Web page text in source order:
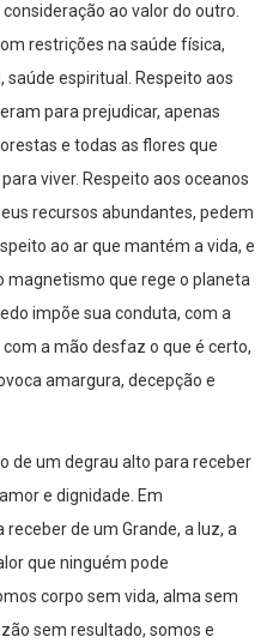
ao valor do outro.
restrições na saúde física,
espiritual. Respeito aos
para prejudicar, apenas
e todas as flores que
viver. Respeito aos oceanos
recursos abundantes, pedem
ao ar que mantém a vida, e
magnetismo que rege o planeta
impõe sua conduta, com a
a mão desfaz o que é certo,
amargura, decepção e
de um degrau alto para receber
e dignidade. Em
de um Grande, a luz, a
que ninguém pode
corpo sem vida, alma sem
sem resultado, somos e